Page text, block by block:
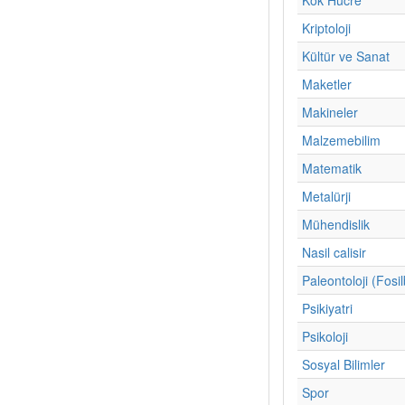
Kriptoloji
Kültür ve Sanat
Maketler
Makineler
Malzemebilim
Matematik
Metalürji
Mühendislik
Nasil calisir
Paleontoloji
Psikiyatri
Psikoloji
Sosyal Bilimler
Spor